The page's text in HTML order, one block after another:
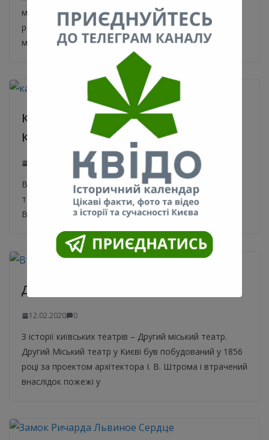
міжнародний аеропортУкраїни та Києва,
розташований у межах столичного
мікрорайону Жуляни за 8 км
Кафе “Квінта”. Культове місце
Київських неформалів 80-90-х
Всі, чия молодість припала на 80-90-і роки, з
теплотою згадують старий кавовий підвальчик на
Великій Житомирській 8/14, офіційно носивший назву
Другий Міський театр Києва. Історія
12.02.2020 0
З історії київських театрів – Другий міський театр.
Другий Міський театр у Києві був побудований у 1856
році за проектом архітектора І. В. Штрома і втрачений
внаслідок пожежі у